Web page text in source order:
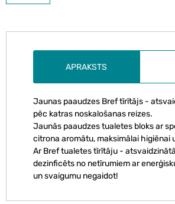
APRAKSTS
Jaunas paaudzes Bref tīrītājs -
pēc katras noskalošanas reizes.
Jaunās paaudzes tualetes bloks ar
citrona aromātu, maksimālai higiēnai
Ar Bref tualetes tīrītāju -
dezinficēts no netīrumiem ar
un svaigumu negaidot!